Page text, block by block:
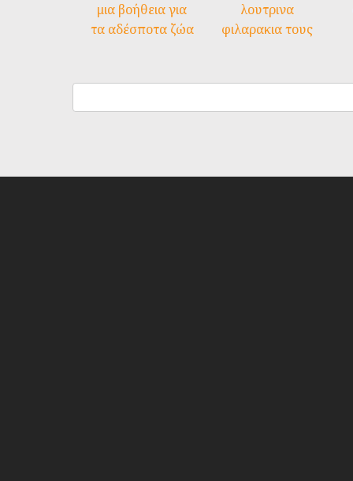
μια βοήθεια για
τα αδέσποτα ζώα
λουτρινα
φιλαρακια τους